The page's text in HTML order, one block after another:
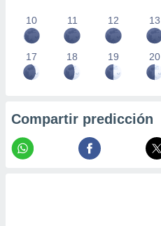
10 11 12 13
17 18 19 20
Compartir predicción